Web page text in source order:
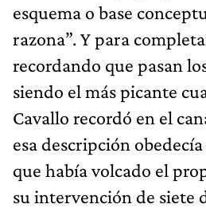
esquema o base
razona”. Y para
recordando que pasan
siendo el más picante
Cavallo recordó en el
esa descripción
que había volcado el
su intervención de siete